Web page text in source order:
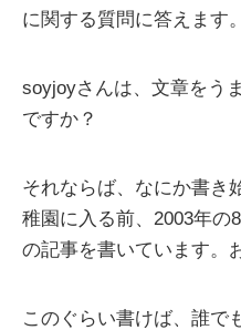
に関する質問に答えます。
soyjoyさんは、文章をう
ですか？
それならば、なにか書き
稚園に入る前、2003年の
の記事を書いています。
このぐらい書けば、誰で